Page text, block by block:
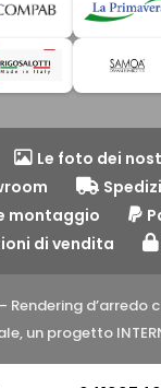
Le foto dei
montaggio
di vendita
Rendering d’arredo
un progetto